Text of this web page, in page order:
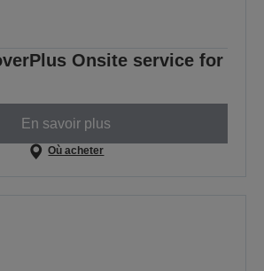
Onsite service for
En savoir plus
Où acheter